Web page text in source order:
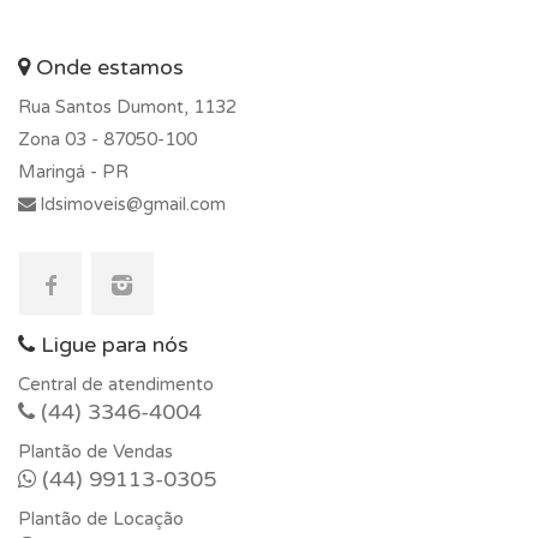
Onde estamos
Rua Santos Dumont, 1132
Zona 03 - 87050-100
Maringá - PR
ldsimoveis@gmail.com
Ligue para nós
Central de atendimento
(44) 3346-4004
Plantão de Vendas
(44) 99113-0305
Plantão de Locação